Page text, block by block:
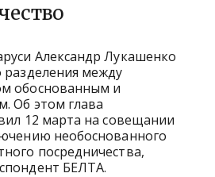
Александр Лукашенко
разделения между
обоснованным и
Об этом глава
12 марта на совещании
необоснованного
посредничества,
БЕЛТА.